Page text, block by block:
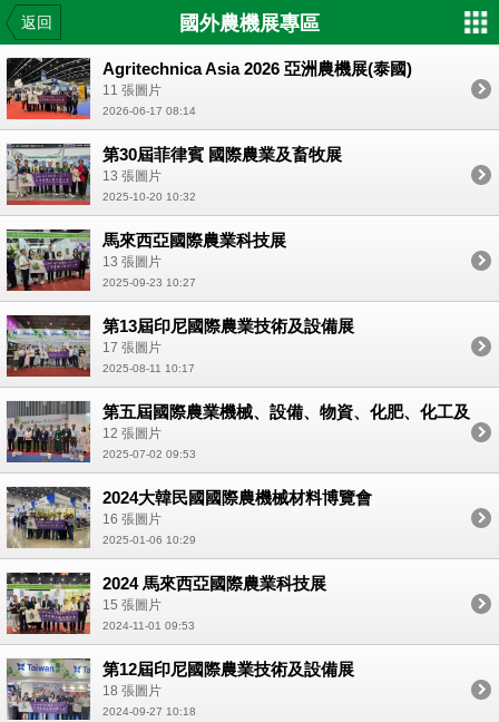
返回 國外農機展專區
Agritechnica Asia 2026 亞洲農機展(泰國)
11 張圖片
2026-06-17 08:14
第30屆菲律賓 國際農業及畜牧展
13 張圖片
2025-10-20 10:32
馬來西亞國際農業科技展
13 張圖片
2025-09-23 10:27
第13屆印尼國際農業技術及設備展
17 張圖片
2025-08-11 10:17
第五屆國際農業機械、設備、物資、化肥、化工及
農產品展覽會(越南)
12 張圖片
2025-07-02 09:53
2024大韓民國國際農機械材料博覽會
16 張圖片
2025-01-06 10:29
2024 馬來西亞國際農業科技展
15 張圖片
2024-11-01 09:53
第12屆印尼國際農業技術及設備展
18 張圖片
2024-09-27 10:18